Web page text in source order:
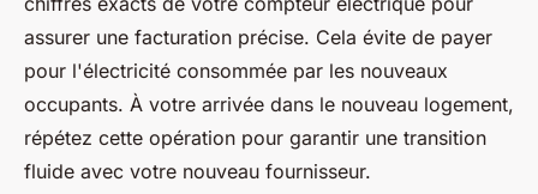
assurer une facturation précise. Cela évite de payer
pour l'électricité consommée par les nouveaux
occupants. À votre arrivée dans le nouveau logement,
répétez cette opération pour garantir une transition
fluide avec votre nouveau fournisseur.